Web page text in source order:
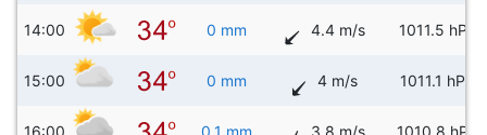
14:00 0 mm 4.4 m/s 1011.5 hPa
15:00 0 mm 4 m/s 1011.1 hPa
16:00 0.1 mm 3.8 m/s 1010.8 hPa